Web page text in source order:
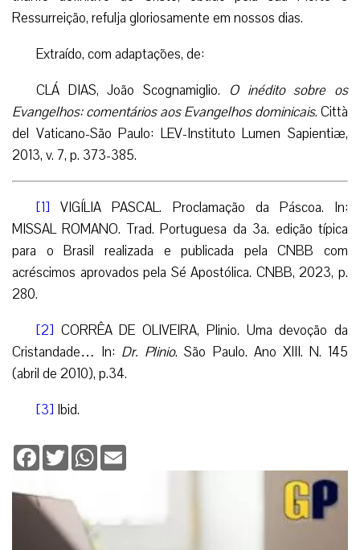
Ressurreição, refulja gloriosamente em nossos dias.
Extraído, com adaptações, de:
CLÁ DIAS, João Scognamiglio. O inédito sobre os
Evangelhos: comentários aos Evangelhos dominicais. Città
del Vaticano-São Paulo: LEV-Instituto Lumen Sapientiæ,
2013, v. 7, p. 373-385.
[1] VIGÍLIA PASCAL. Proclamação da Páscoa. In:
MISSAL ROMANO. Trad. Portuguesa da 3a. edição típica
para o Brasil realizada e publicada pela CNBB com
acréscimos aprovados pela Sé Apostólica. CNBB, 2023, p.
280.
[2] CORRÊA DE OLIVEIRA, Plinio. Uma devoção da
Cristandade… In: Dr. Plinio. São Paulo. Ano XIII. N. 145
(abril de 2010), p.34.
[3] Ibid.
Facebook
TwitterWhatsApp